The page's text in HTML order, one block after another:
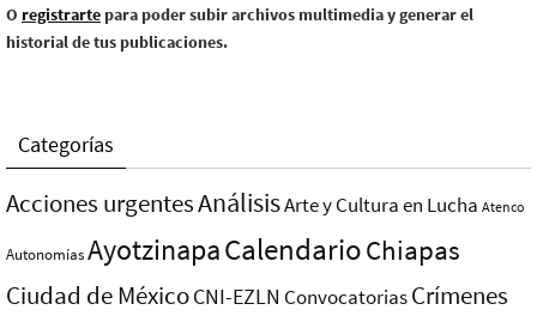
O registrarte para poder subir archivos multimedia y generar el
historial de tus publicaciones.
Categorías
Acciones urgentesAnálisisArte y Cultura en Lucha Atenco
AutonomíasAyotzinapaCalendarioChiapas
Ciudad de MéxicoCNI-EZLN ConvocatoriasCrímenes